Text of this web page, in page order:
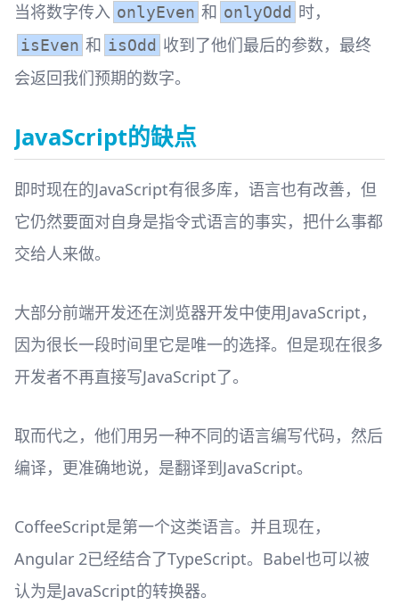
当将数字传入 onlyEven 和 onlyOdd 时，
isEven 和 isOdd 收到了他们最后的参数，最终
会返回我们预期的数字。
JavaScript的缺点
即时现在的JavaScript有很多库，语言也有改善，但
它仍然要面对自身是指令式语言的事实，把什么事都
交给人来做。
大部分前端开发还在浏览器开发中使用JavaScript，
因为很长一段时间里它是唯一的选择。但是现在很多
开发者不再直接写JavaScript了。
取而代之，他们用另一种不同的语言编写代码，然后
编译，更准确地说，是翻译到JavaScript。
CoffeeScript是第一个这类语言。并且现在，
Angular 2已经结合了TypeScript。Babel也可以被
认为是JavaScript的转换器。